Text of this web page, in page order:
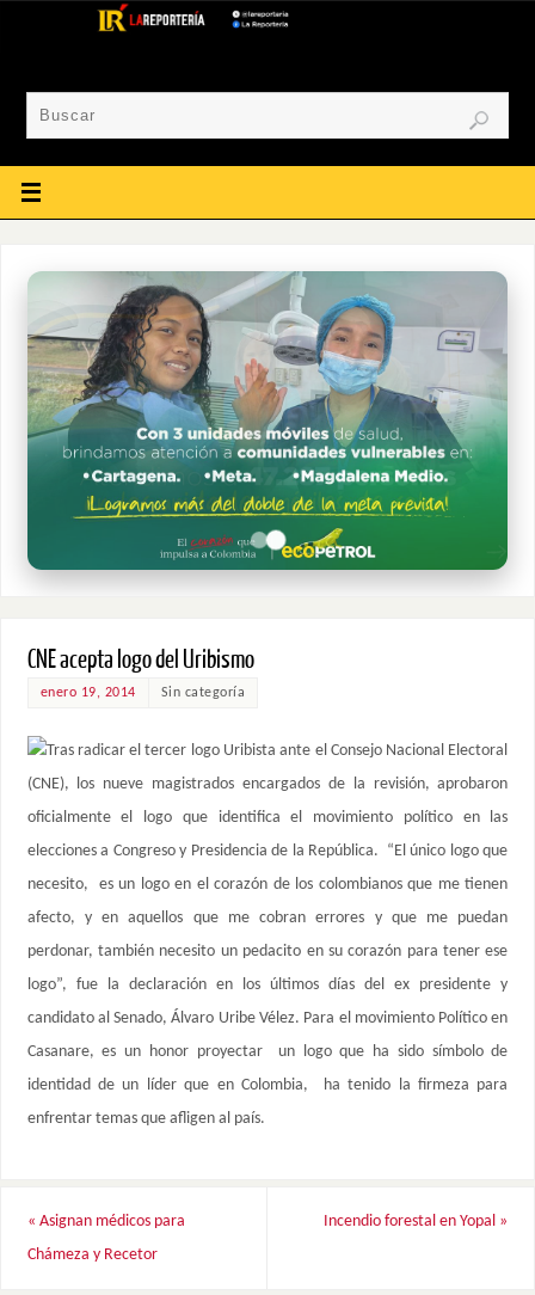
CNE acepta logo del Uribismo
enero 19, 2014 Sin categoría
Tras radicar el tercer logo Uribista ante el Consejo Nacional Electoral
(CNE), los nueve magistrados encargados de la revisión, aprobaron
oficialmente el logo que identifica el movimiento político en las
elecciones a Congreso y Presidencia de la República. “El único logo que
necesito, es un logo en el corazón de los colombianos que me tienen
afecto, y en aquellos que me cobran errores y que me puedan
perdonar, también necesito un pedacito en su corazón para tener ese
logo”, fue la declaración en los últimos días del ex presidente y
candidato al Senado, Álvaro Uribe Vélez. Para el movimiento Político en
Casanare, es un honor proyectar un logo que ha sido símbolo de
identidad de un líder que en Colombia, ha tenido la firmeza para
enfrentar temas que afligen al país.
« Asignan médicos para
Chámeza y Recetor
Incendio forestal en Yopal »